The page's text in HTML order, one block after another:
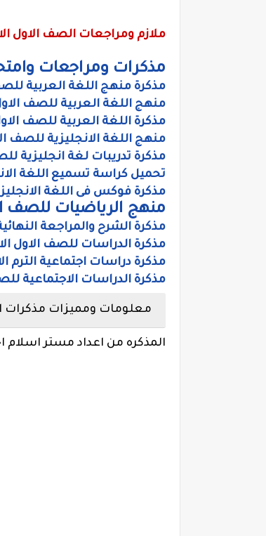
ملازم ومراجعات الصف الاول
مذكرات ومراجعات
مذكرة منهج اللغة العربية
منهج اللغة العربية للصف
مذكرة اللغة العربية للصف
منهج اللغة الانجليزية للصف
مذكرة تدريبات لغة انجليزية
تحميل كراسة تسميع اللغة
مذكرة فوكس فى اللغة
منهج الرياضيات للصف
مذكرة الشرح والمراجعة
مذكرة الدراسات للصف الاول
مذكرة دراسات اجتماعية الترم
مذكرة الدراسات الاجتماعية
معلومات ومميزات مذكرات
المذكره من اعداد مستر اسلام